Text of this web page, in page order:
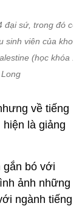
đại sứ, trong đó có
sinh viên của
(học khóa
về tiếng
là giảng
gắn bó với
ảnh những
ngành tiếng